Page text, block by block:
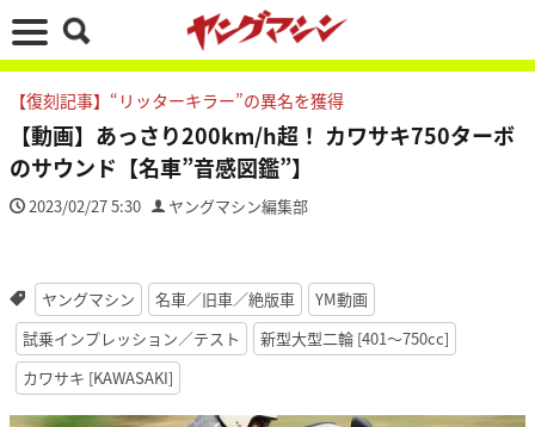
【復刻記事】“リッターキラー”の異名を獲得
【動画】あっさり200km/h超！ カワサキ750ターボ
のサウンド【名車”音感図鑑”】
2023/02/27 5:30 ヤングマシン編集部
ヤングマシン 名車／旧車／絶版車
YM動画
試乗インプレッション／テスト
新型大型二輪 [401〜750cc]
カワサキ [KAWASAKI]